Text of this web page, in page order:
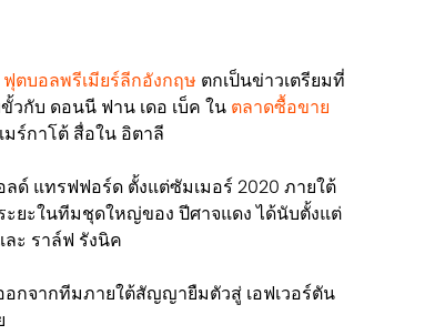
ฟุตบอลพรีเมียร์ลีกอังกฤษ ตกเป็นข่าวเตรียมที่
กับ ดอนนี ฟาน เดอ เบ็ค ใน ตลาดซื้อขาย
ร์กาโต้ สื่อใน อิตาลี
ด์ แทรฟฟอร์ด ตั้งแต่ซัมเมอร์ 2020 ภายใต้
ยะในทีมชุดใหญ่ของ ปีศาจแดง ได้นับตั้งแต่
ะ ราล์ฟ รังนิค
กจากทีมภายใต้สัญญายืมตัวสู่ เอฟเวอร์ตัน